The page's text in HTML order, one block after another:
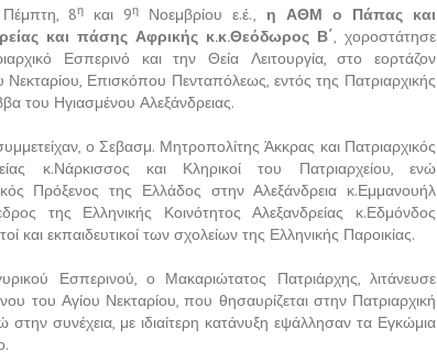
8η και 9η Νοεμβρίου ε.έ., η ΑΘΜ ο Πάπας και
και πάσης Αφρικής κ.κ.Θεόδωρος Β΄, χοροστάτησε
Εσπερινό και την Θεία Λειτουργία, στο εορτάζον
Νεκταρίου, Επισκόπου Πενταπόλεως, εντός της Πατριαρχικής
του Ηγιασμένου Αλεξάνδρειας.
ο Σεβασμ. Μητροπολίτης Άκκρας και Πατριαρχικός
κ.Νάρκισσος και Κληρικοί του Πατριαρχείου, ενώ
Πρόξενος της Ελλάδος στην Αλεξάνδρεια κ.Εμμανουήλ
της Ελληνικής Κοινότητος Αλεξανδρείας κ.Εδμόνδος
και εκπαιδευτικοί των σχολείων της Ελληνικής Παροικίας.
Εσπερινού, ο Μακαριώτατος Πατριάρχης, λιτάνευσε
του Αγίου Νεκταρίου, που θησαυρίζεται στην Πατριαρχική
συνέχεια, με ιδιαίτερη κατάνυξη εψάλλησαν τα Εγκώμια